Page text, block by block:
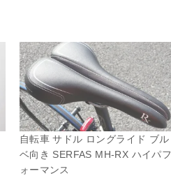
自転車 サドル ロングライド ブル
ベ向き SERFAS MH-RX ハイパフ
ォーマンス